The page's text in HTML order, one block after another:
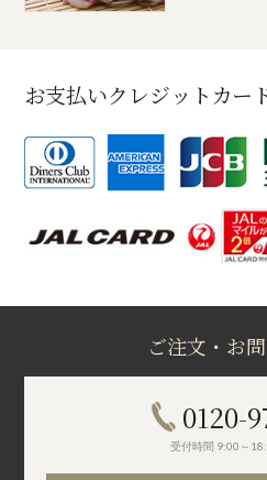
お支払いクレジットカー
ご注文・お
0120-
受付時間 9:00～